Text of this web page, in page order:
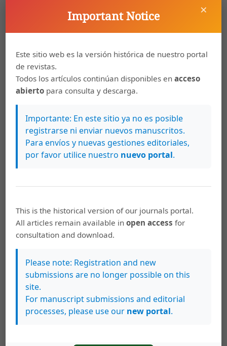
Artículos más leídos del mismo autor/a
Rose Marie Ruiz Bravo, Mario Espinosa Flores,
Química para el décimo año de la Educación
Revista Educación: Vol. 3, Núm. 2 (1979): Revista
Virginia Sánchez Molina, Juan Manuel Esquivel
Alfaro,
Percepción de las actividades que se
Núm. 1 y 2 (1989): Revista Educación
Juan Manuel Esquivel Alfaro, Virginia Sánchez
Molina, Liliana Quesada Yanarella,Confección,
validación y aplicación de una prueba de
×
Important Notice
Este sitio web es la versión histórica de nuestro portal
de revistas.
Todos los artículos continúan disponibles enacceso
abierto para consulta y descarga.
Importante: En este sitio ya no es posible
registrarse ni enviar nuevos manuscritos.
Para envíos y nuevas gestiones editoriales,
por favor utilice nuestro nuevo portal.
This is the historical version of our journals portal.
All articles remain available inopen access for
consultation and download.
Please note: Registration and new
submissions are no longer possible on this
site.
For manuscript submissions and editorial
processes, please use our new portal.